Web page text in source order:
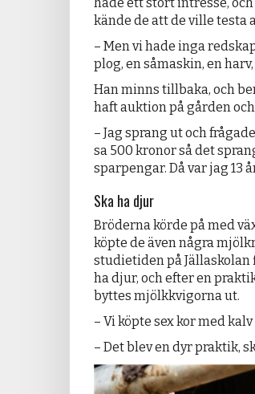
kände de att de ville testa
– Men vi hade inga
plog, en såmaskin, en
Han minns tillbaka, och
haft auktion på gården
– Jag sprang ut och
sa 500 kronor så det
sparpengar. Då var jag 13
Ska ha djur
Bröderna körde på med
köpte de även några
studietiden på
ha djur, och efter en
byttes mjölkkvigorna ut.
– Vi köpte sex kor med
– Det blev en dyr praktik,